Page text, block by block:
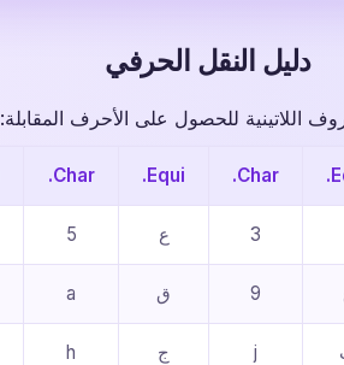
دليل النقل الحرفي
اللاتينية للحصول على الأحرف المقابلة:
Char.
Equi.
Char.
3 ع 5
9 ق a
j ج h